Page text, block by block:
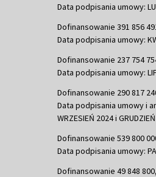
Data podpisania umowy:
Dofinansowanie 391 856
Data podpisania umowy:
Dofinansowanie 237 754
Data podpisania umowy:
Dofinansowanie 290 817
Data podpisania umowy i
WRZESIEŃ 2024 i
Dofinansowanie 539 800
Data podpisania umowy:
Dofinansowanie 49 848